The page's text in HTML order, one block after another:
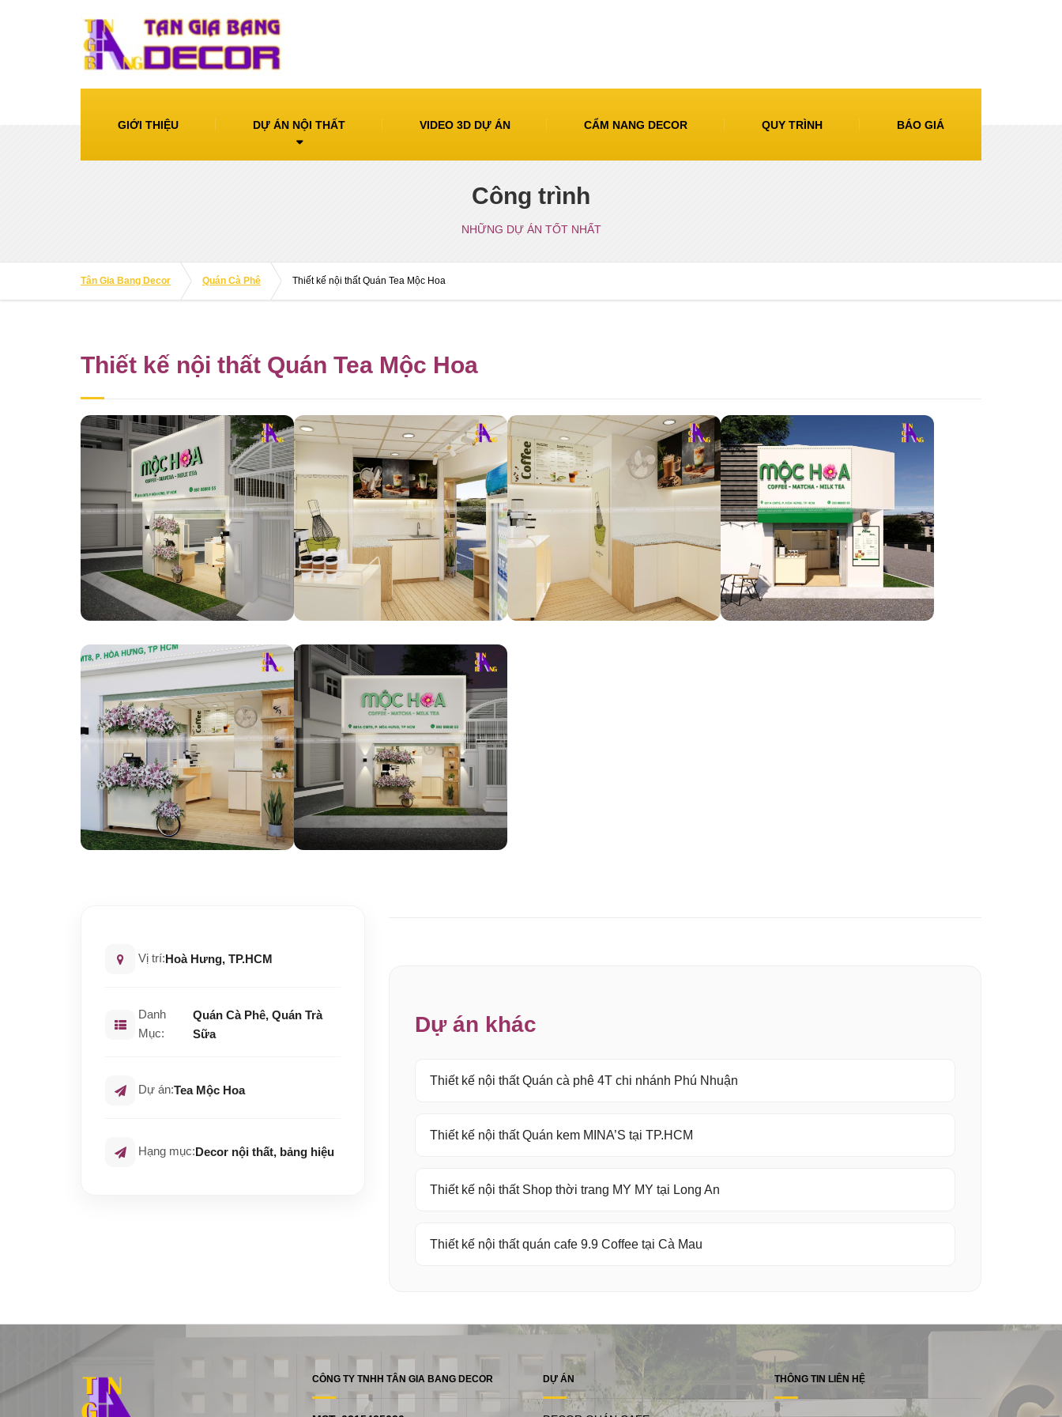
GIỚI THIỆU DỰ ÁN NỘI THẤT VIDEO 3D DỰ ÁN CẨM NANG DECOR QUY TRÌNH BÁO GIÁ
Công trình
NHỮNG DỰ ÁN TỐT NHẤT
Tân Gia Bang Decor Quán Cà Phê Thiết kế nội thất Quán Tea Mộc Hoa
Thiết kế nội thất Quán Tea Mộc Hoa
Vị trí:Hoà Hưng, TP.HCM
Danh
Mục:
Quán Cà Phê, Quán Trà
Sữa
Dự án:Tea Mộc Hoa
Hạng mục:Decor nội thất, bảng hiệu
Dự án khác
Thiết kế nội thất Quán cà phê 4T chi nhánh Phú Nhuận
Thiết kế nội thất Quán kem MINA’S tại TP.HCM
Thiết kế nội thất Shop thời trang MY MY tại Long An
Thiết kế nội thất quán cafe 9.9 Coffee tại Cà Mau
CÔNG TY TNHH TÂN GIA BANG DECOR DỰ ÁN THÔNG TIN LIÊN HỆ